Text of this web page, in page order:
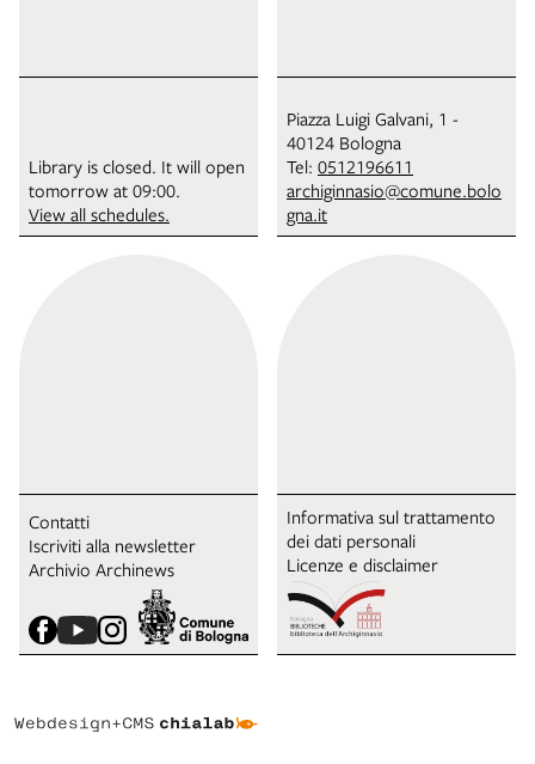
Library is closed. It will open
tomorrow at 09:00.
View all schedules.
Piazza Luigi Galvani, 1 -
40124 Bologna
Tel: 0512196611
archiginnasio@comune.bolo
gna.it
Contatti
Iscriviti alla newsletter
Archivio Archinews
Informativa sul trattamento
dei dati personali
Licenze e disclaimer